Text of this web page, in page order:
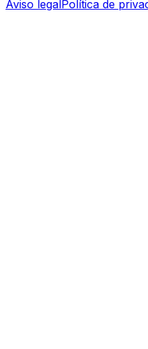
Aviso legalPolítica de